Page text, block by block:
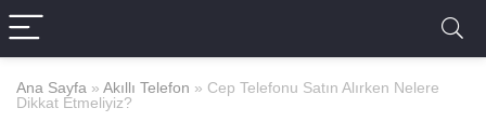
Ana Sayfa » Akıllı Telefon » Cep Telefonu Satın Alırken Nelere
Dikkat Etmeliyiz?